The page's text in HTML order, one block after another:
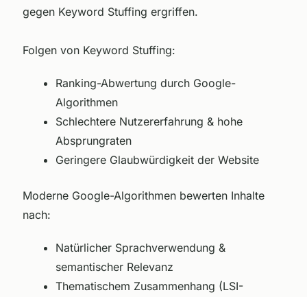
gegen Keyword Stuffing ergriffen.
Folgen von Keyword Stuffing:
Ranking-Abwertung durch Google-
Algorithmen
Schlechtere Nutzererfahrung & hohe
Absprungraten
Geringere Glaubwürdigkeit der Website
Moderne Google-Algorithmen bewerten Inhalte
nach:
Natürlicher Sprachverwendung &
semantischer Relevanz
Thematischem Zusammenhang (LSI-